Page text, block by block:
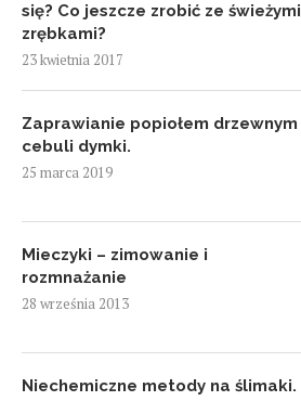
się? Co jeszcze zrobić ze świeżymi
zrębkami?
23 kwietnia 2017
Zaprawianie popiołem drzewnym
cebuli dymki.
25 marca 2019
Mieczyki – zimowanie i
rozmnażanie
28 września 2013
Niechemiczne metody na ślimaki.